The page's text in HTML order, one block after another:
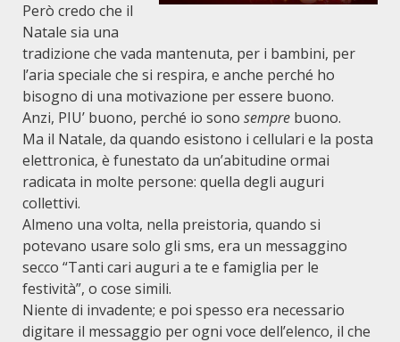
Però credo che il
Natale sia una
tradizione che vada mantenuta, per i bambini, per
l’aria speciale che si respira, e anche perché ho
bisogno di una motivazione per essere buono.
Anzi, PIU’ buono, perché io sono sempre buono.
Ma il Natale, da quando esistono i cellulari e la posta
elettronica, è funestato da un’abitudine ormai
radicata in molte persone: quella degli auguri
collettivi.
Almeno una volta, nella preistoria, quando si
potevano usare solo gli sms, era un messaggino
secco “Tanti cari auguri a te e famiglia per le
festività”, o cose simili.
Niente di invadente; e poi spesso era necessario
digitare il messaggio per ogni voce dell’elenco, il che